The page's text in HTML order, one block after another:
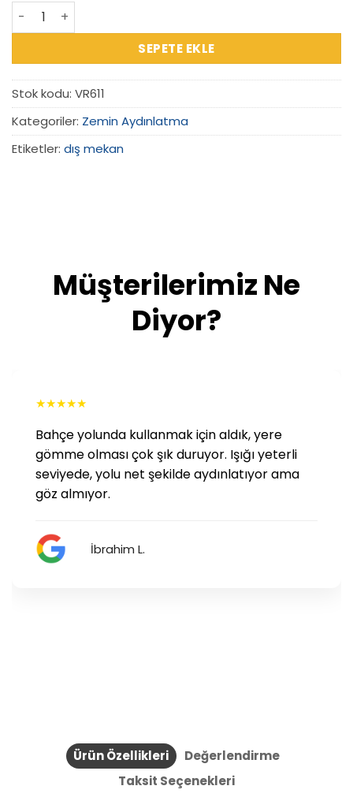
VR611 - Dış Mekan Yere Gömme Spot 3W adet
SEPETE EKLE
Stok kodu: VR611
Kategoriler: Zemin Aydınlatma
Etiketler: dış mekan
Müşterilerimiz Ne
Diyor?
★★★★★
Bahçe yolunda kullanmak için aldık, yere
gömme olması çok şık duruyor. Işığı yeterli
seviyede, yolu net şekilde aydınlatıyor ama
göz almıyor.
İbrahim L.
Ürün Özellikleri
Değerlendirme
Taksit Seçenekleri